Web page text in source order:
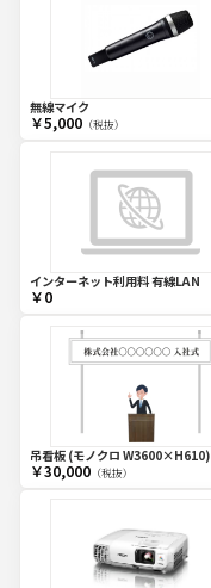
無線マイク
￥5,000（税抜）
インターネット利用料 有線LAN
￥0
吊看板 (モノクロ W3600×H610)
￥30,000（税抜）